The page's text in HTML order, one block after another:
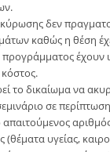
δεν
καθώς η θέση
έχουν
το δικαίωμα να
σε
(θέματα υγείας,